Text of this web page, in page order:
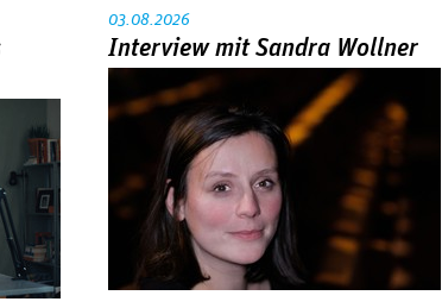
03.08.2026
Interview mit Sandra Wollner